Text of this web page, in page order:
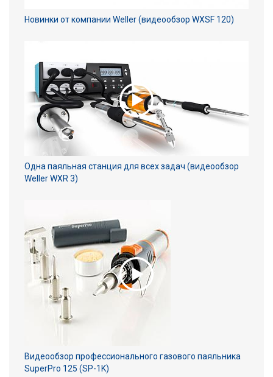
Новинки от компании Weller (видеообзор WXSF 120)
Одна паяльная станция для всех задач (видеообзор
Weller WXR 3)
Видеообзор профессионального газового паяльника
SuperPro 125 (SP-1K)